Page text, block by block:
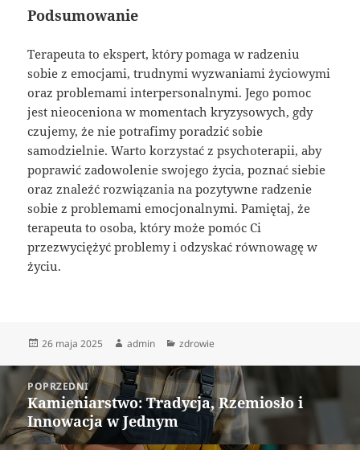
Podsumowanie
Terapeuta to ekspert, który pomaga w radzeniu
sobie z emocjami, trudnymi wyzwaniami życiowymi
oraz problemami interpersonalnymi. Jego pomoc
jest nieoceniona w momentach kryzysowych, gdy
czujemy, że nie potrafimy poradzić sobie
samodzielnie. Warto korzystać z psychoterapii, aby
poprawić zadowolenie swojego życia, poznać siebie
oraz znaleźć rozwiązania na pozytywne radzenie
sobie z problemami emocjonalnymi. Pamiętaj, że
terapeuta to osoba, który może pomóc Ci
przezwyciężyć problemy i odzyskać równowagę w
życiu.
Data
26 maja 2025 Autor
admin Kategorie
zdrowie
Nawigacja
wpisuPOPRZEDNI
Poprzedni
wpis:
Kamieniarstwo: Tradycja, Rzemiosło i
Innowacja w Jednym